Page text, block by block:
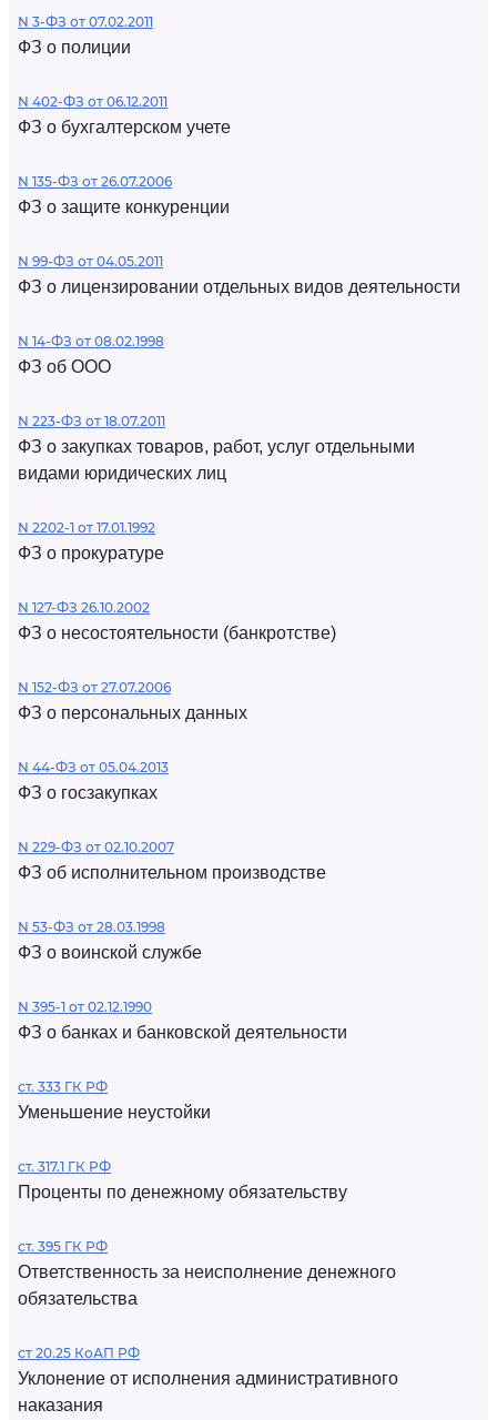
N 3-ФЗ от 07.02.2011
ФЗ о полиции
N 402-ФЗ от 06.12.2011
ФЗ о бухгалтерском учете
N 135-ФЗ от 26.07.2006
ФЗ о защите конкуренции
N 99-ФЗ от 04.05.2011
ФЗ о лицензировании отдельных видов деятельности
N 14-ФЗ от 08.02.1998
ФЗ об ООО
N 223-ФЗ от 18.07.2011
ФЗ о закупках товаров, работ, услуг отдельными
видами юридических лиц
N 2202-1 от 17.01.1992
ФЗ о прокуратуре
N 127-ФЗ 26.10.2002
ФЗ о несостоятельности (банкротстве)
N 152-ФЗ от 27.07.2006
ФЗ о персональных данных
N 44-ФЗ от 05.04.2013
ФЗ о госзакупках
N 229-ФЗ от 02.10.2007
ФЗ об исполнительном производстве
N 53-ФЗ от 28.03.1998
ФЗ о воинской службе
N 395-1 от 02.12.1990
ФЗ о банках и банковской деятельности
ст. 333 ГК РФ
Уменьшение неустойки
ст. 317.1 ГК РФ
Проценты по денежному обязательству
ст. 395 ГК РФ
Ответственность за неисполнение денежного
обязательства
ст 20.25 КоАП РФ
Уклонение от исполнения административного
наказания